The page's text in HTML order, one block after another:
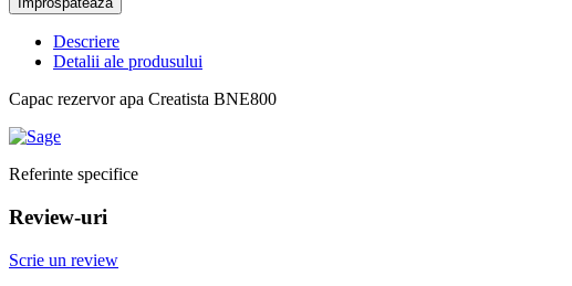
Descriere
Detalii ale produsului
Capac rezervor apa Creatista BNE800
Referinte specifice
Review-uri
Scrie un review